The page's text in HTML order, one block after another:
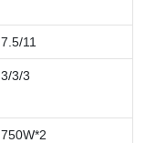
7.5/11
3/3/3
750W*2